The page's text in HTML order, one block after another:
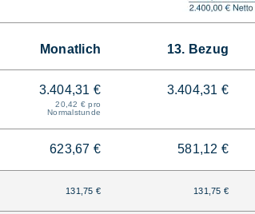
Monatlich 13. Bezug
3.404,31 €
20,42 € pro
Normalstunde
3.404,31 €
623,67 € 581,12 €
131,75 € 131,75 €